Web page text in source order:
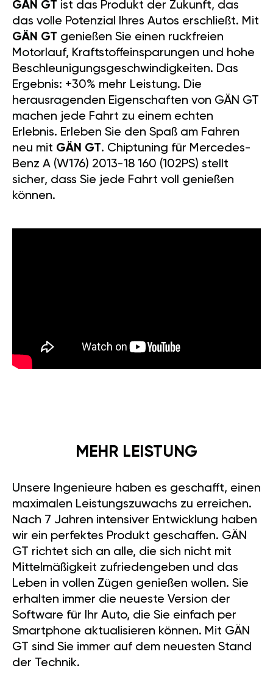
GÄN GT ist das Produkt der Zukunft, das
das volle Potenzial Ihres Autos erschließt. Mit
GÄN GT genießen Sie einen ruckfreien
Motorlauf, Kraftstoffeinsparungen und hohe
Beschleunigungsgeschwindigkeiten. Das
Ergebnis: +30% mehr Leistung. Die
herausragenden Eigenschaften von GÄN GT
machen jede Fahrt zu einem echten
Erlebnis. Erleben Sie den Spaß am Fahren
neu mit GÄN GT. Chiptuning für Mercedes-
Benz A (W176) 2013-18 160 (102PS) stellt
sicher, dass Sie jede Fahrt voll genießen
können.
MEHR LEISTUNG
Unsere Ingenieure haben es geschafft, einen
maximalen Leistungszuwachs zu erreichen.
Nach 7 Jahren intensiver Entwicklung haben
wir ein perfektes Produkt geschaffen. GÄN
GT richtet sich an alle, die sich nicht mit
Mittelmäßigkeit zufriedengeben und das
Leben in vollen Zügen genießen wollen. Sie
erhalten immer die neueste Version der
Software für Ihr Auto, die Sie einfach per
Smartphone aktualisieren können. Mit GÄN
GT sind Sie immer auf dem neuesten Stand
der Technik.